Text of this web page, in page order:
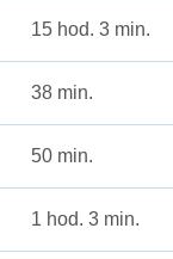
15 hod. 3 min.
38 min.
50 min.
1 hod. 3 min.